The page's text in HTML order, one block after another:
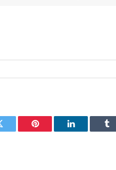
Pinterest
O